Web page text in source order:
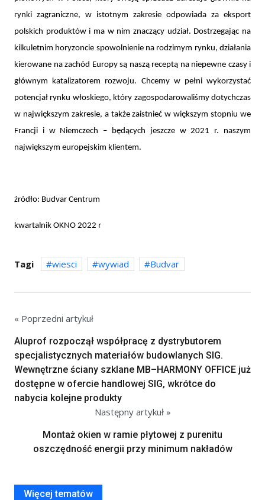
rynki zagraniczne, w istotnym zakresie odpowiada za eksport
polskich produktów i ma w nim znaczący udział. Dostrzegając na
kilkuletnim horyzoncie spowolnienie na rodzimym rynku, działania
kierowane na zachód Europy są naszą receptą na niepewne czasy i
głównym katalizatorem rozwoju. Chcemy w pełni wykorzystać
potencjał rynku włoskiego, który zagospodarowaliśmy dotychczas
w największym zakresie, a także zaistnieć w większym stopniu we
Francji i w Niemczech – będących jeszcze w 2021 r. naszym
największym europejskim klientem.
źródło: Budvar Centrum
kwartalnik OKNO 2022 r
Tagi wiesci wywiad Budvar
« Poprzedni artykuł
Aluprof rozpoczął współpracę z dystrybutorem
specjalistycznych materiałów budowlanych SIG.
Wewnętrzne ściany szklane MB–HARMONY OFFICE już
dostępne w ofercie handlowej SIG, wkrótce do
nabycia kolejne produkty
Następny artykuł »
Montaż okien w ramie płytowej z purenitu
oszczędność energii przy minimum nakładów
Więcej tematów